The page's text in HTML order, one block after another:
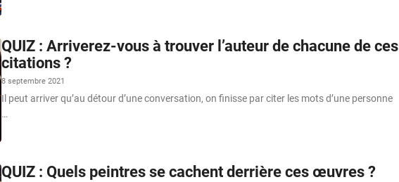
QUIZ : Arriverez-vous à trouver l’auteur de chacune de ces
citations ?
8 septembre 2021
Il peut arriver qu’au détour d’une conversation, on finisse par citer les mots d’une personne
…
QUIZ : Quels peintres se cachent derrière ces œuvres ?